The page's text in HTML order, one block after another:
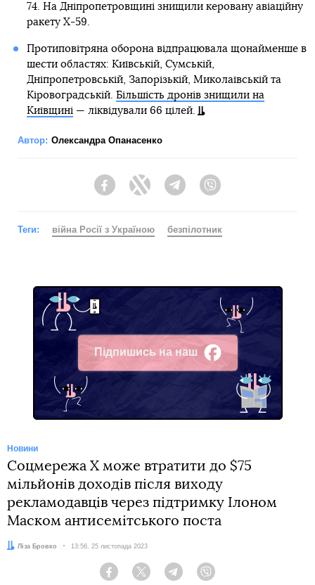
74. На Дніпропетровщині знищили керовану авіаційну
ракету Х-59.
Протиповітряна оборона відпрацювала щонайменше в
шести областях: Київській, Сумській,
Дніпропетровській, Запорізькій, Миколаївській та
Кіровоградській. Більшість дронів знищили на
Київщині — ліквідували 66 цілей.
Автор: Олександра Опанасенко
FacebookTwitter Telegram
Теги: війна Росії з Україною безпілотник
Підпишись на наш
Facebook
Новини
Соцмережа X може втратити до $75
мільйонів доходів після виходу
рекламодавців через підтримку Ілоном
Маском антисемітського поста
Автор:
Ліза Бровко Дата:
13:56, 25 листопада 2023
Facebook Twitter Telegram